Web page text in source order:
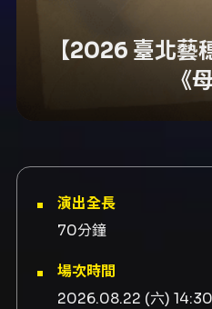
【2026 臺北藝
《
演出全長
70分鐘
場次時間
2026.08.22 (六)